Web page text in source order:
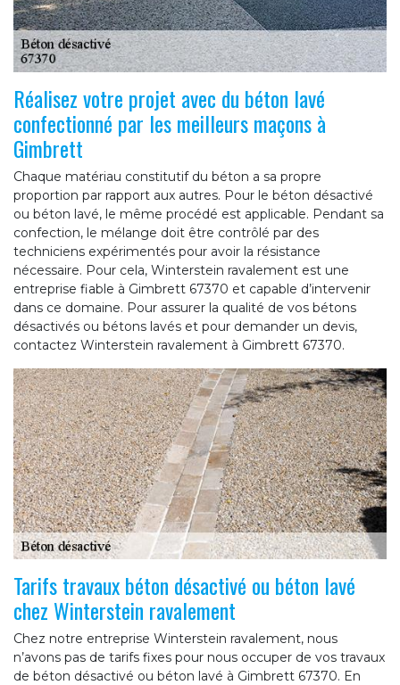
Réalisez votre projet avec du béton lavé
confectionné par les meilleurs maçons à
Gimbrett
Chaque matériau constitutif du béton a sa propre
proportion par rapport aux autres. Pour le béton désactivé
ou béton lavé, le même procédé est applicable. Pendant sa
confection, le mélange doit être contrôlé par des
techniciens expérimentés pour avoir la résistance
nécessaire. Pour cela, Winterstein ravalement est une
entreprise fiable à Gimbrett 67370 et capable d’intervenir
dans ce domaine. Pour assurer la qualité de vos bétons
désactivés ou bétons lavés et pour demander un devis,
contactez Winterstein ravalement à Gimbrett 67370.
Tarifs travaux béton désactivé ou béton lavé
chez Winterstein ravalement
Chez notre entreprise Winterstein ravalement, nous
n’avons pas de tarifs fixes pour nous occuper de vos travaux
de béton désactivé ou béton lavé à Gimbrett 67370. En